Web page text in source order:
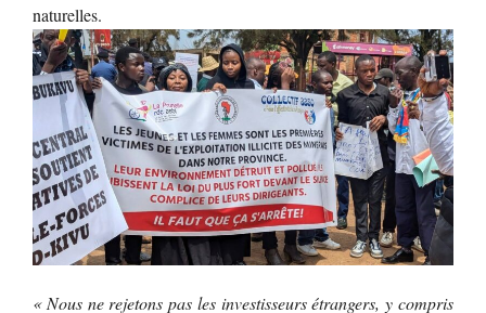
naturelles.
« Nous ne rejetons pas les investisseurs étrangers, y compris